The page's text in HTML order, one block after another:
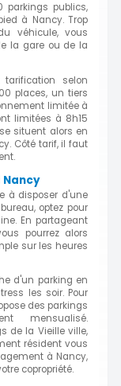
parkings publics,
à Nancy. Trop
véhicule, vous
la gare ou de la
selon
places, un tiers
limitée à
limitées à 8h15
situent alors en
Côté tarif, il faut
Nancy
à disposer d'une
optez pour
En partageant
pourrez alors
sur les heures
d'un parking en
les soir. Pour
des parkings
mensualisé.
de la Vieille ville,
résident vous
à Nancy,
copropriété.